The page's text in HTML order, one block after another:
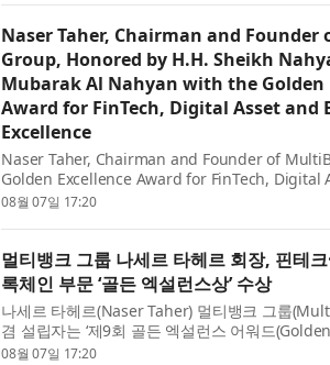
Naser Taher, Chairman and
Group, Honored by H.H. Sheikh
Mubarak Al Nahyan with the Golden
Award for FinTech, Digital Asset and
Excellence
Naser Taher, Chairman and Founder of
Golden Excellence Award for FinTech,
9th Golden Excellence Awards 2026. The
08월 07일 17:20
멀티뱅크 그룹 나세르 타헤르 회장, 핀테크
록체인 부문 ‘골든 엑설런스상’ 수상
나세르 타헤르(Naser Taher) 멀티뱅크 그룹
겸 설립자는 ‘제9회 골든 엑설런스 어워드
Awards) 2026’에서 핀테크·디지털 자산·블록체
08월 07일 17:20